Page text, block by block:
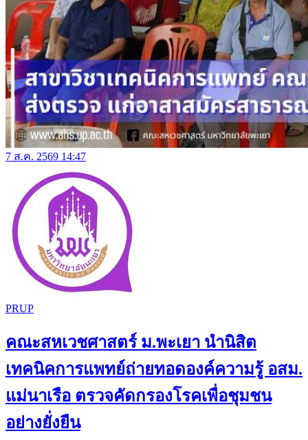
7 ส.ค. 2569 14:47
PRUP
คณะสหเวชศาสตร์ ม.พะเยา นำนิสิต
เทคนิคการแพทย์ถ่ายทอดองค์ความรู้ อสม.
แม่นาเรือ ตรวจคัดกรองโรคเพื่อชุมชน
อย่างยั่งยืน